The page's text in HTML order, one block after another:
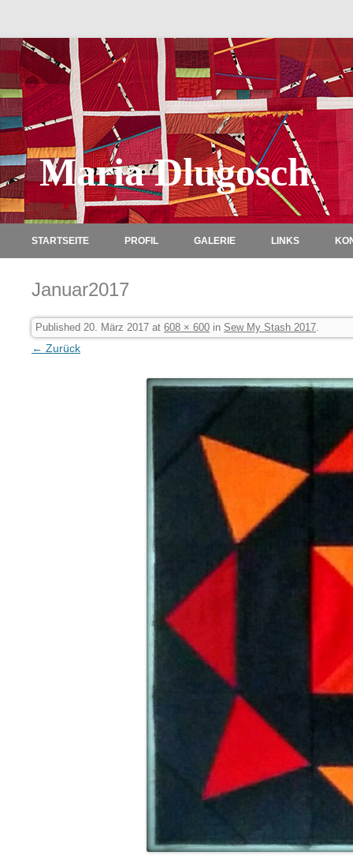
Maria Dlugosch
STARTSEITE PROFIL GALERIE LINKS
Januar2017
Published 20. März 2017 at 608 × 600 in Sew My Stash 2017.
← Zurück